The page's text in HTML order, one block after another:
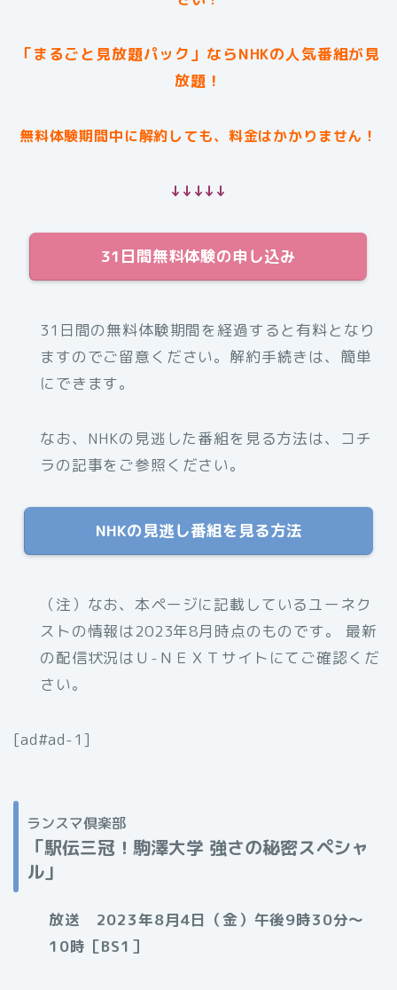
「まるごと見放題パック」ならNHKの人気番組が見
放題！
無料体験期間中に解約しても、料金はかかりません！
↓↓↓↓↓
31日間無料体験の申し込み
31日間の無料体験期間を経過すると有料となり
ますのでご留意ください。解約手続きは、簡単
にできます。
なお、NHKの見逃した番組を見る方法は、コチ
ラの記事をご参照ください。
NHKの見逃し番組を見る方法
（注）なお、本ページに記載しているユーネク
ストの情報は2023年8月時点のものです。 最新
の配信状況はＵ-ＮＥＸＴサイトにてご確認くだ
さい。
[ad#ad-1]
ランスマ倶楽部
「駅伝三冠！駒澤大学 強さの秘密スペシャ
ル」
放送 2023年8月4日（金）午後9時30分〜
10時［BS1］